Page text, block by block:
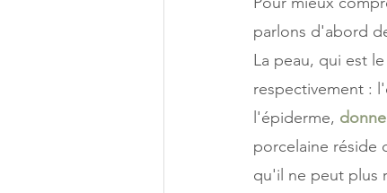
parlons d'abord
La peau, qui est
respectivement :
l'épiderme,
porcelaine réside
qu'il ne peut plus